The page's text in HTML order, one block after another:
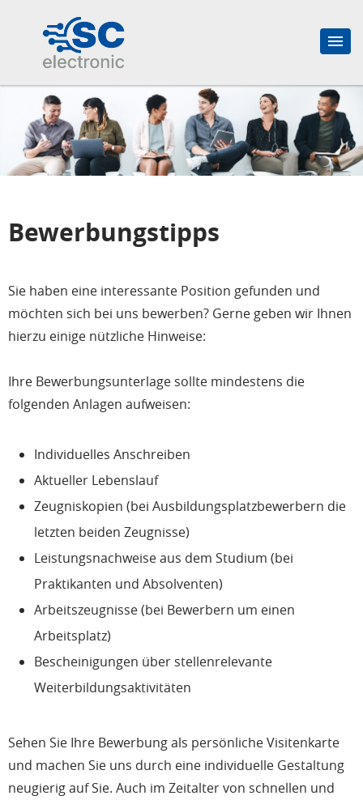
Bewerbungstipps
Sie haben eine interessante Position gefunden und
möchten sich bei uns bewerben? Gerne geben wir Ihnen
hierzu einige nützliche Hinweise:
Ihre Bewerbungsunterlage sollte mindestens die
folgenden Anlagen aufweisen:
Individuelles Anschreiben
Aktueller Lebenslauf
Zeugniskopien (bei Ausbildungsplatzbewerbern die
letzten beiden Zeugnisse)
Leistungsnachweise aus dem Studium (bei
Praktikanten und Absolventen)
Arbeitszeugnisse (bei Bewerbern um einen
Arbeitsplatz)
Bescheinigungen über stellenrelevante
Weiterbildungsaktivitäten
Sehen Sie Ihre Bewerbung als persönliche Visitenkarte
und machen Sie uns durch eine individuelle Gestaltung
neugierig auf Sie. Auch im Zeitalter von schnellen und